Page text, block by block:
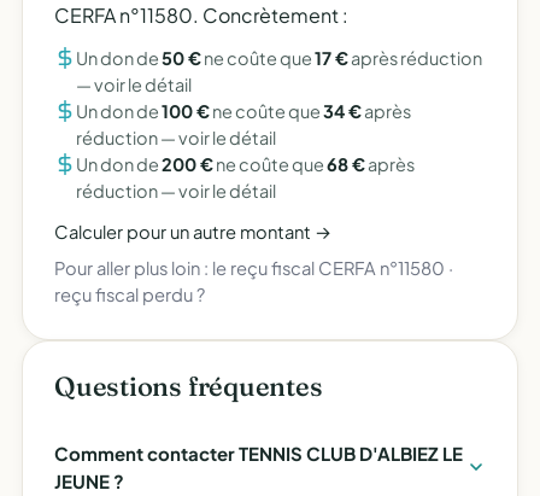
CERFA n°11580. Concrètement :
Un don de50 €ne coûte que17 €après réduction
—voir le détail
Un don de100 €ne coûte que34 €après
réduction —voir le détail
Un don de200 €ne coûte que68 €après
réduction —voir le détail
Calculer pour un autre montant →
Pour aller plus loin : le reçu fiscal CERFA n°11580 ·
reçu fiscal perdu ?
Questions fréquentes
Comment contacter TENNIS CLUB D'ALBIEZ LE
JEUNE ?